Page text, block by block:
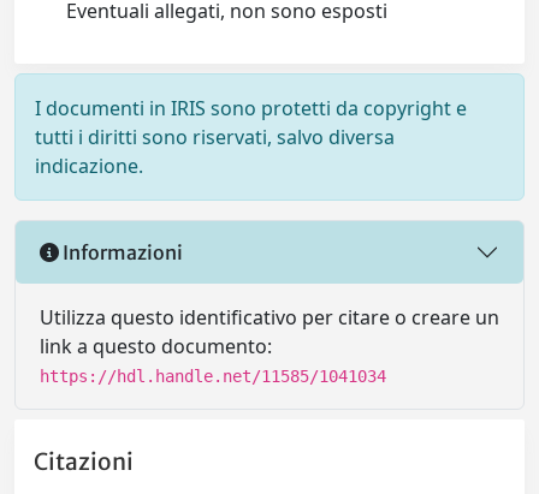
Eventuali allegati, non sono esposti
I documenti in IRIS sono protetti da copyright e
tutti i diritti sono riservati, salvo diversa
indicazione.
Informazioni
Utilizza questo identificativo per citare o creare un
link a questo documento:
https://hdl.handle.net/11585/1041034
Citazioni